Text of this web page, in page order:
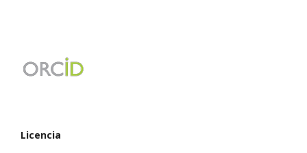
Licencia